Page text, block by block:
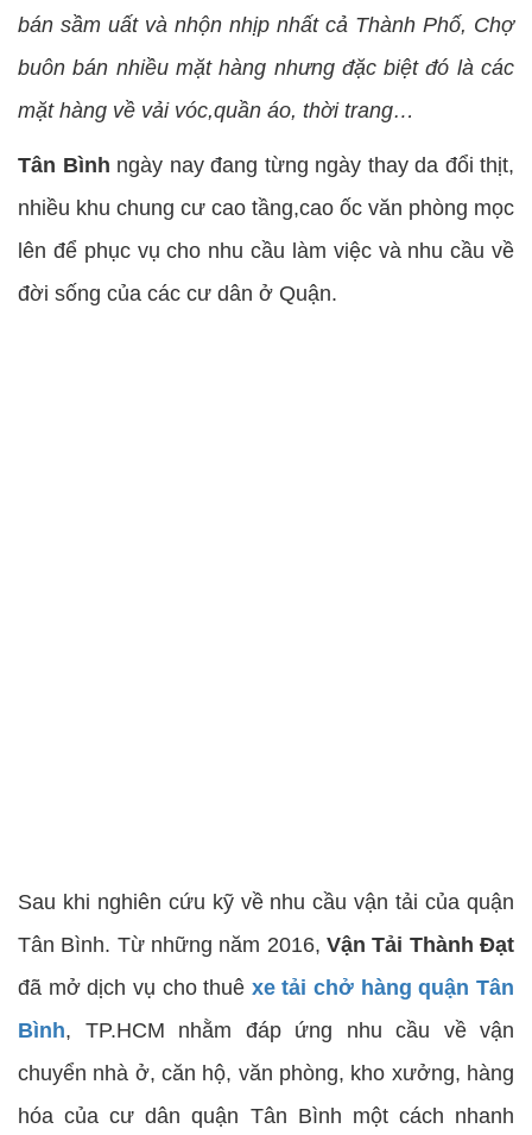
bán sầm uất và nhộn nhịp nhất cả Thành Phố, Chợ
buôn bán nhiều mặt hàng nhưng đặc biệt đó là các
mặt hàng về vải vóc,quần áo, thời trang…
Tân Bình ngày nay đang từng ngày thay da đổi thịt,
nhiều khu chung cư cao tầng,cao ốc văn phòng mọc
lên để phục vụ cho nhu cầu làm việc và nhu cầu về
đời sống của các cư dân ở Quận.
Sau khi nghiên cứu kỹ về nhu cầu vận tải của quận
Tân Bình. Từ những năm 2016, Vận Tải Thành Đạt
đã mở dịch vụ cho thuê xe tải chở hàng quận Tân
Bình, TP.HCM nhằm đáp ứng nhu cầu về vận
chuyển nhà ở, căn hộ, văn phòng, kho xưởng, hàng
hóa của cư dân quận Tân Bình một cách nhanh